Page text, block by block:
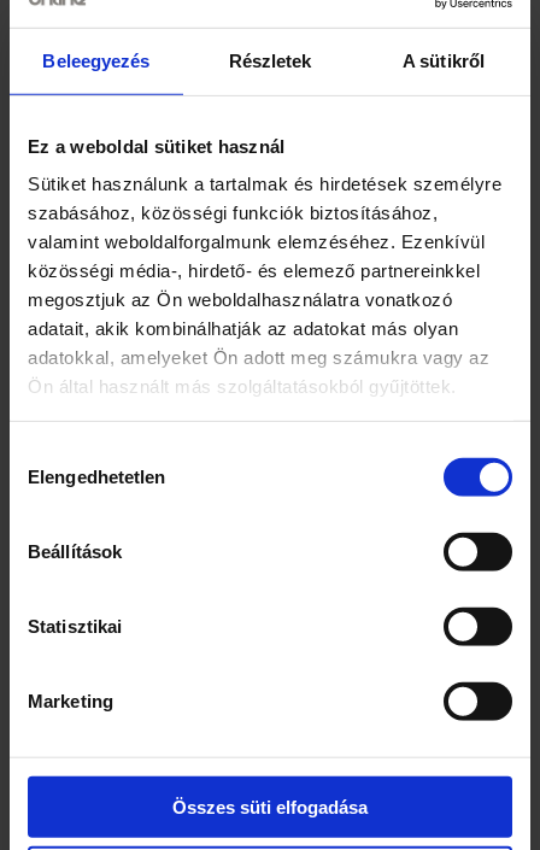
Beleegyezés Részletek A sütikről
Ez a weboldal sütiket használ
Sütiket használunk a tartalmak és hirdetések személyre
szabásához, közösségi funkciók biztosításához,
valamint weboldalforgalmunk elemzéséhez. Ezenkívül
közösségi média-, hirdető- és elemező partnereinkkel
megosztjuk az Ön weboldalhasználatra vonatkozó
adatait, akik kombinálhatják az adatokat más olyan
adatokkal, amelyeket Ön adott meg számukra vagy az
Ön által használt más szolgáltatásokból gyűjtöttek.
kiválasztása
Elengedhetetlen
Beállítások
Statisztikai
Marketing
Összes süti elfogadása
i
g
Méretek:- fésülködőasztal kb. 72 cm x 45 cm x
kb. 12,3 cm x 11,5 cm x 2 cm,- kb. 8 cm x 6,5 cm
x 6 cm méretű tartályok,- kiszerelés kb 47 cm
A készlet tartalma:- a készlet fa szerkezeti
részei,- igazi tükör,- szék,- 2 tartályok,- 2 rúzs- 2
körömlakk,- parfüm,- fésű,- hajszárító-
csavarok,- imbuszkulcs,- összeszerelési
útmutató.
Ft 6000